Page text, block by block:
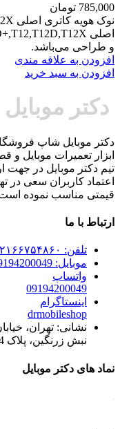
785,000 تومان
و طراحی می‌باشد.
افزودن به علاقه مندی
افزودن به سبد خرید
دکتر
دکتر موبایل شاپ
ابزار تعمیرات موبایل و
تیم دکتر موبایل در جهت
اعتماد کاربران سعی در
قیمتی مناسب نموده
ارتباط با ما
تلفن: ۰۲۱۶۶۷۵۴۸۶۰
موبایل: 09194200049
واتساپ
09194200049
اینستاگرام
drmobileshop
نشانی: تهران،
نبش زرنگین، پلاک 54 واحد 8
نماد های دکتر موبایل